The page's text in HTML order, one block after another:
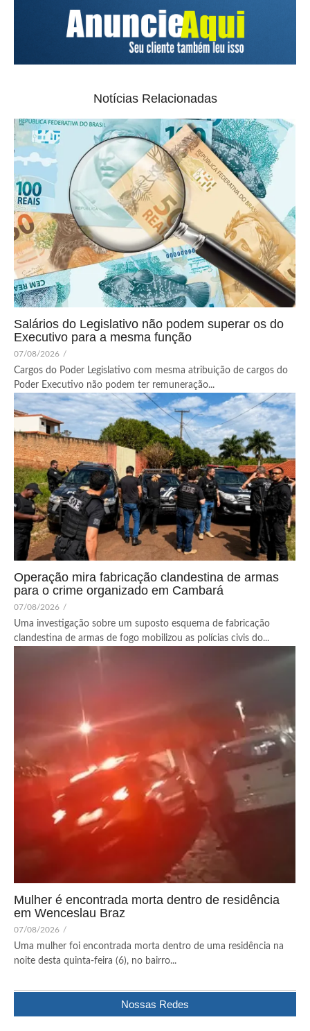
Notícias Relacionadas
Salários do Legislativo não podem superar os do
Executivo para a mesma função
07/08/2026 /
Cargos do Poder Legislativo com mesma atribuição de cargos do
Poder Executivo não podem ter remuneração...
Operação mira fabricação clandestina de armas
para o crime organizado em Cambará
07/08/2026 /
Uma investigação sobre um suposto esquema de fabricação
clandestina de armas de fogo mobilizou as polícias civis do...
Mulher é encontrada morta dentro de residência
em Wenceslau Braz
07/08/2026 /
Uma mulher foi encontrada morta dentro de uma residência na
noite desta quinta-feira (6), no bairro...
Nossas Redes